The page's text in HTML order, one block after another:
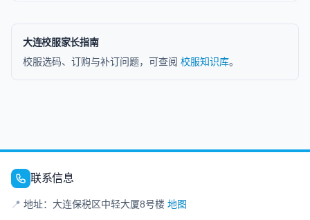
大连校服家长指南
校服选码、订购与补订问题，可查阅 校服知识库。
联系信息
📍 地址：大连保税区中轻大厦8号楼 地图